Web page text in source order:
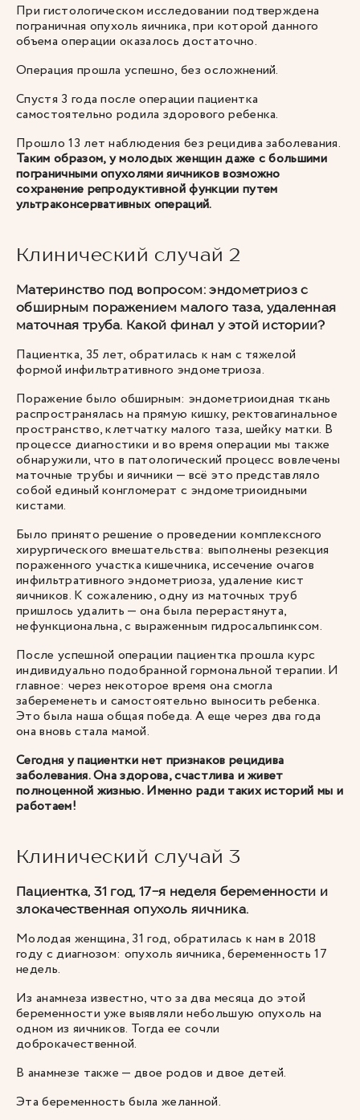
При гистологическом исследовании подтверждена
пограничная опухоль яичника, при которой данного
объема операции оказалось достаточно.
Операция прошла успешно, без осложнений.
Спустя 3 года после операции пациентка
самостоятельно родила здорового ребенка.
Прошло 13 лет наблюдения без рецидива заболевания.
Таким образом, у молодых женщин даже с большими
пограничными опухолями яичников возможно
сохранение репродуктивной функции путем
ультраконсервативных операций.
Клинический случай 2
Материнство под вопросом: эндометриоз с
обширным поражением малого таза, удаленная
маточная труба. Какой финал у этой истории?
Пациентка, 35 лет, обратилась к нам с тяжелой
формой инфильтративного эндометриоза.
Поражение было обширным: эндометриоидная ткань
распространялась на прямую кишку, ректовагинальное
пространство, клетчатку малого таза, шейку матки. В
процессе диагностики и во время операции мы также
обнаружили, что в патологический процесс вовлечены
маточные трубы и яичники — всё это представляло
собой единый конгломерат с эндометриоидными
кистами.
Было принято решение о проведении комплексного
хирургического вмешательства: выполнены резекция
пораженного участка кишечника, иссечение очагов
инфильтративного эндометриоза, удаление кист
яичников. К сожалению, одну из маточных труб
пришлось удалить — она была перерастянута,
нефункциональна, с выраженным гидросальпинксом.
После успешной операции пациентка прошла курс
индивидуально подобранной гормональной терапии. И
главное: через некоторое время она смогла
забеременеть и самостоятельно выносить ребенка.
Это была наша общая победа. А еще через два года
она вновь стала мамой.
Сегодня у пациентки нет признаков рецидива
заболевания. Она здорова, счастлива и живет
полноценной жизнью. Именно ради таких историй мы и
работаем!
Клинический случай 3
Пациентка, 31 год, 17-я неделя беременности и
злокачественная опухоль яичника.
Молодая женщина, 31 год, обратилась к нам в 2018
году с диагнозом: опухоль яичника, беременность 17
недель.
Из анамнеза известно, что за два месяца до этой
беременности уже выявляли небольшую опухоль на
одном из яичников. Тогда ее сочли
доброкачественной.
В анамнезе также — двое родов и двое детей.
Эта беременность была желанной.